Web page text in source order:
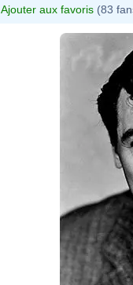
Ajouter aux favoris (83